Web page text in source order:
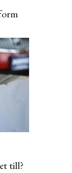
till?